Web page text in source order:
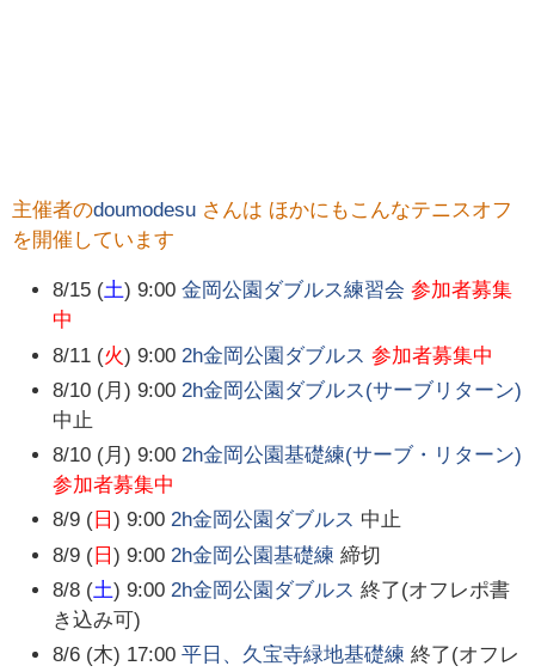
主催者のdoumodesu さんは ほかにもこんなテニスオフ
を開催しています
8/15 (土) 9:00 金岡公園ダブルス練習会 参加者募集
中
8/11 (火) 9:00 2h金岡公園ダブルス 参加者募集中
8/10 (月) 9:00 2h金岡公園ダブルス(サーブリターン)
中止
8/10 (月) 9:00 2h金岡公園基礎練(サーブ・リターン)
参加者募集中
8/9 ( 日) 9:00 2h金岡公園ダブルス 中止
8/9 ( 日) 9:00 2h金岡公園基礎練 締切
8/8 (土) 9:00 2h金岡公園ダブルス 終了(オフレポ書
き込み可)
8/6 (木) 17:00 平日、久宝寺緑地基礎練 終了(オフレ